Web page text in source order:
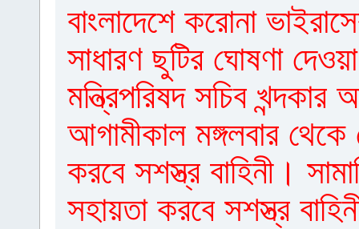
বাংলাদেশে করোনা
সাধারণ ছুটির ঘোষণা
মন্ত্রিপরিষদ সচিব
আগামীকাল মঙ্গলবার
করবে সশস্ত্র বাহিনী।
সহায়তা করবে সশস্ত্র